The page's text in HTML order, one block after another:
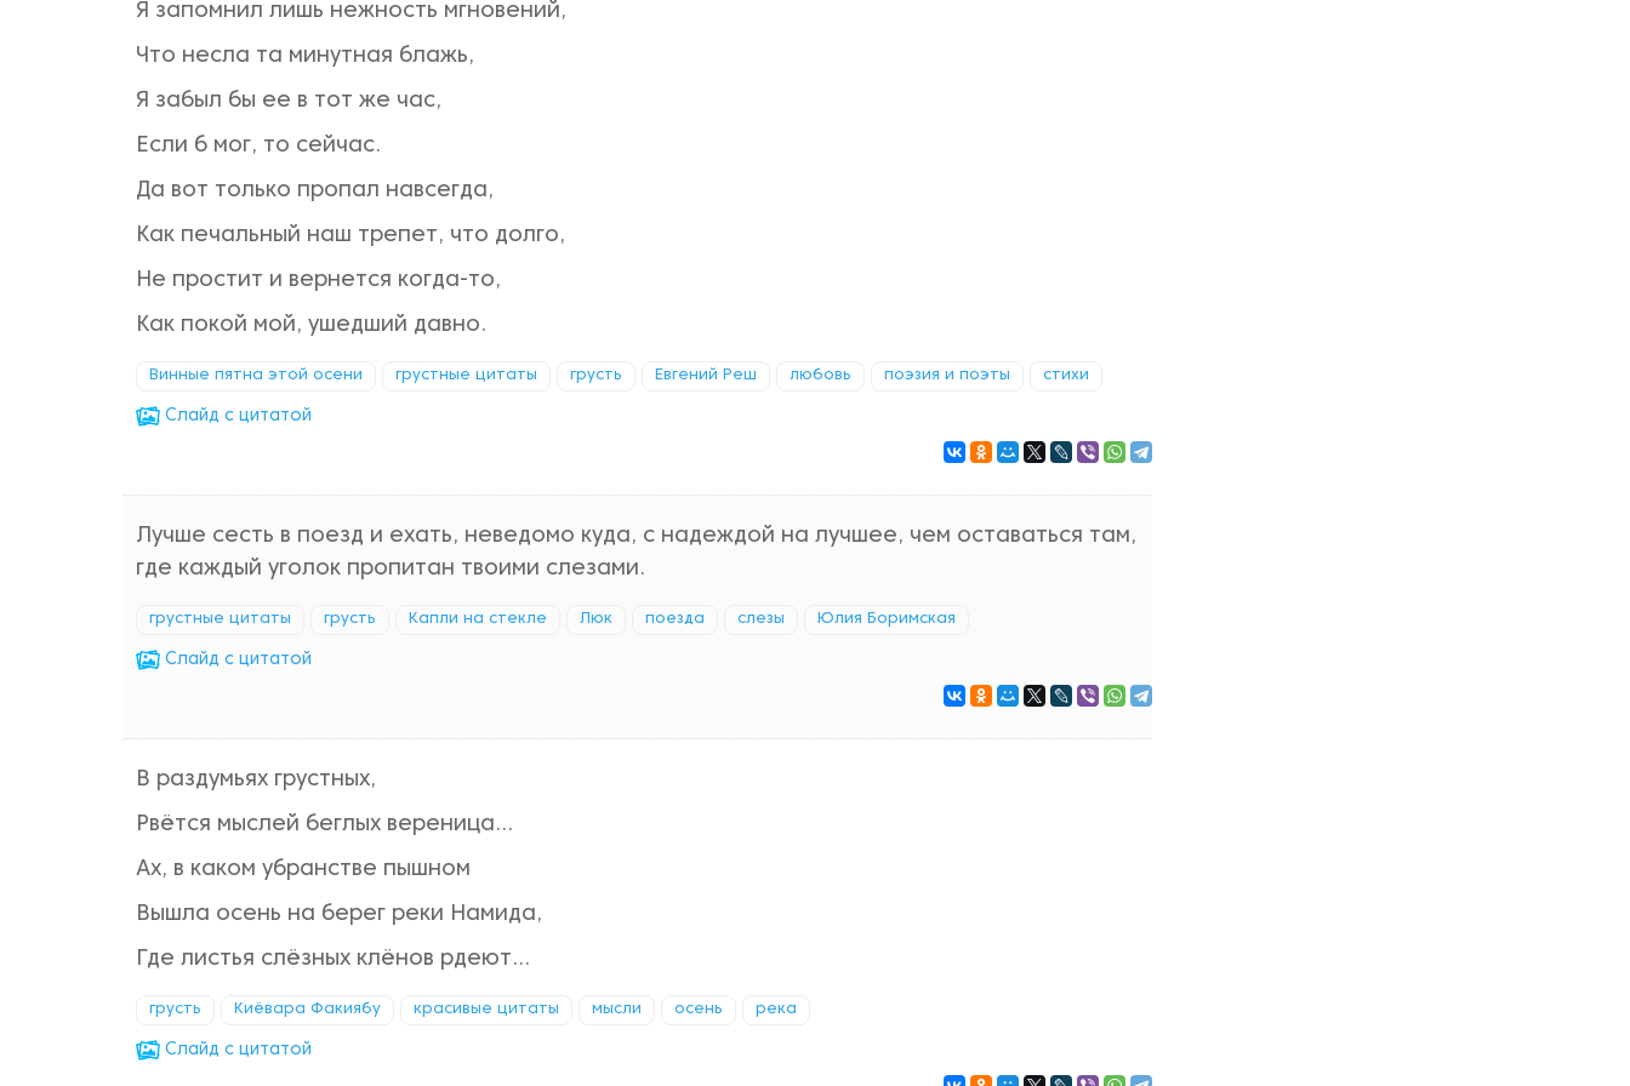
Я запомнил лишь нежность мгновений,
Что несла та минутная блажь,
Я забыл бы ее в тот же час,
Если б мог, то сейчас.
Да вот только пропал навсегда,
Как печальный наш трепет, что долго,
Не простит и вернется когда-то,
Как покой мой, ушедший давно.
Винные пятна этой осени грустные цитаты грусть Евгений Реш любовь поэзия и поэты стихи
Cлайд с цитатой
Лучше сесть в поезд и ехать, неведомо куда, с надеждой на лучшее, чем оставаться там,
где каждый уголок пропитан твоими слезами.
грустные цитаты грусть Капли на стекле Люк поезда слезы Юлия Боримская
Cлайд с цитатой
В раздумьях грустных,
Рвётся мыслей беглых вереница...
Ах, в каком убранстве пышном
Вышла осень на берег реки Намида,
Где листья слёзных клёнов рдеют...
грусть Киёвара Факиябу красивые цитаты мысли осень река
Cлайд с цитатой